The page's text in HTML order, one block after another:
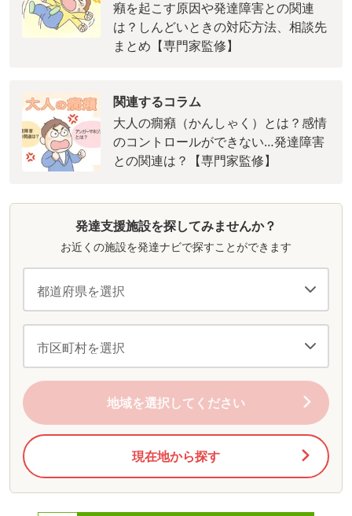
癪を起こす原因や発達障害との関連
は？しんどいときの対応方法、相談先
まとめ【専門家監修】
関連するコラム
大人の癇癪（かんしゃく）とは？感情
のコントロールができない…発達障害
との関連は？【専門家監修】
発達支援施設を探してみませんか？
お近くの施設を発達ナビで探すことができます
地域を選択してください
現在地から探す